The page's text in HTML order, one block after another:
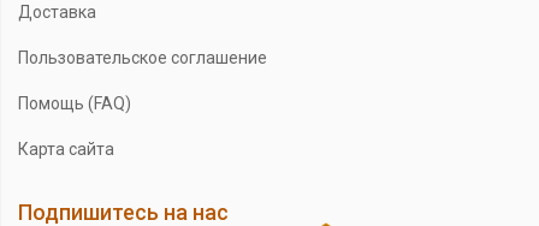
Доставка
Пользовательское соглашение
Помощь (FAQ)
Карта сайта
Подпишитесь на нас